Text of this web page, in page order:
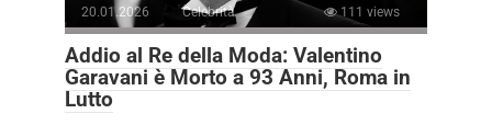
20.01.2026 Celebrità 111 views
Addio al Re della Moda: Valentino
Garavani è Morto a 93 Anni, Roma in
Lutto